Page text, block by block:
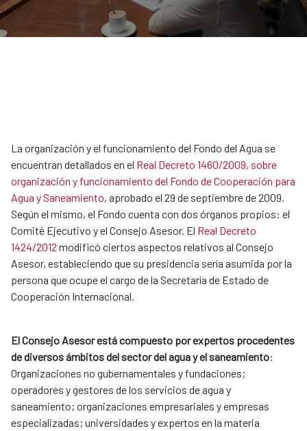
La organización y el funcionamiento del Fondo del Agua se
encuentran detallados en el Real Decreto 1460/2009, sobre
organización y funcionamiento del Fondo de Cooperación para
Agua y Saneamiento, aprobado el 29 de septiembre de 2009.
Según el mismo, el Fondo cuenta con dos órganos propios: el
Comité Ejecutivo y el Consejo Asesor. El Real Decreto
1424/2012 modificó ciertos aspectos relativos al Consejo
Asesor, estableciendo que su presidencia sería asumida por la
persona que ocupe el cargo de la Secretaría de Estado de
Cooperación Internacional.
El Consejo Asesor está compuesto por expertos procedentes
de diversos ámbitos del sector del agua y el saneamiento:
Organizaciones no gubernamentales y fundaciones;
operadores y gestores de los servicios de agua y
saneamiento; organizaciones empresariales y empresas
especializadas; universidades y expertos en la materia